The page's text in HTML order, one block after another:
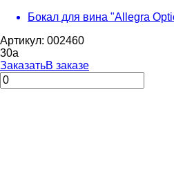
Бокал для вина "Allegra
Артикул: 002460
30a
ЗаказатьВ заказе